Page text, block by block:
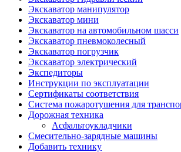
Экскаватор манипулятор
Экскаватор мини
Экскаватор на автомобильном шасси
Экскаватор пневмоколесный
Экскаватор погрузчик
Экскаватор электрический
Экспедиторы
Инструкции по эксплуатации
Сертификаты соответствия
Система пожаротушения для
Дорожная техника
Асфальтоукладчики
Смесительно-зарядные машины
Добавить технику